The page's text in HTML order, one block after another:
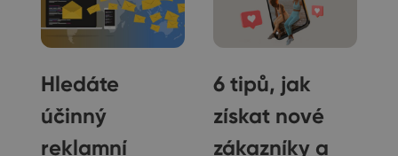
Hledáte
účinný
reklamní
6 tipů, jak
získat nové
zákazníky a